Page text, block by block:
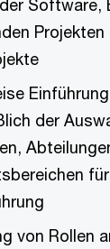
Software,
der
von Rollen